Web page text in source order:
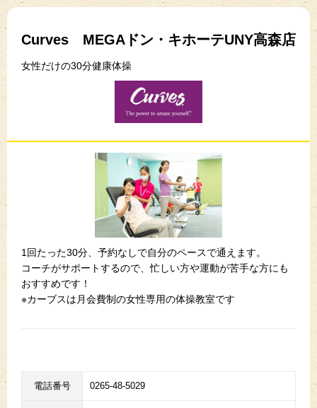
Curves MEGAドン・キホーテUNY高森店
女性だけの30分健康体操
1回たった30分、予約なしで自分のペースで通えます。
コーチがサポートするので、忙しい方や運動が苦手な方にも
おすすめです！
※カーブスは月会費制の女性専用の体操教室です
電話番号 0265-48-5029